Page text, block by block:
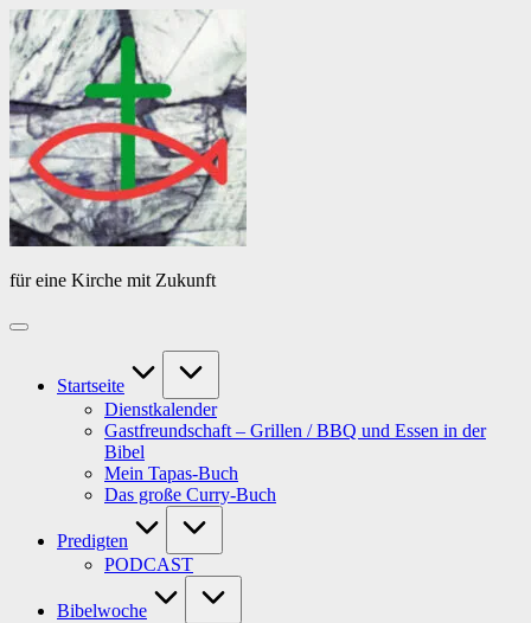
Skip
to
content
von
PfarrerB
für eine Kirche mit Zukunft
Startseite
Dienstkalender
Gastfreundschaft – Grillen / BBQ und Essen in der
Bibel
Mein Tapas-Buch
Das große Curry-Buch
Predigten
PODCAST
Bibelwoche